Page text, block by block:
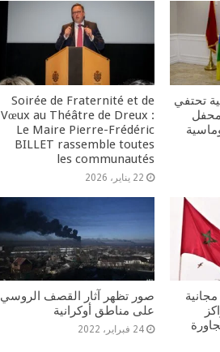
تحتفي
محفل
Soirée de Fraternité et de
Vœux au Théâtre de Dreux :
Le Maire Pierre-Frédéric
BILLET rassemble toutes
les communautés
22 يناير، 2026
صور تظهر آثار القصف الروسي
على مناطق أوكرانية
24 فبراير، 2022